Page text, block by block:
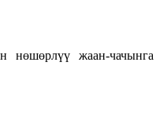
нөшөрлүү жаан-чачынга